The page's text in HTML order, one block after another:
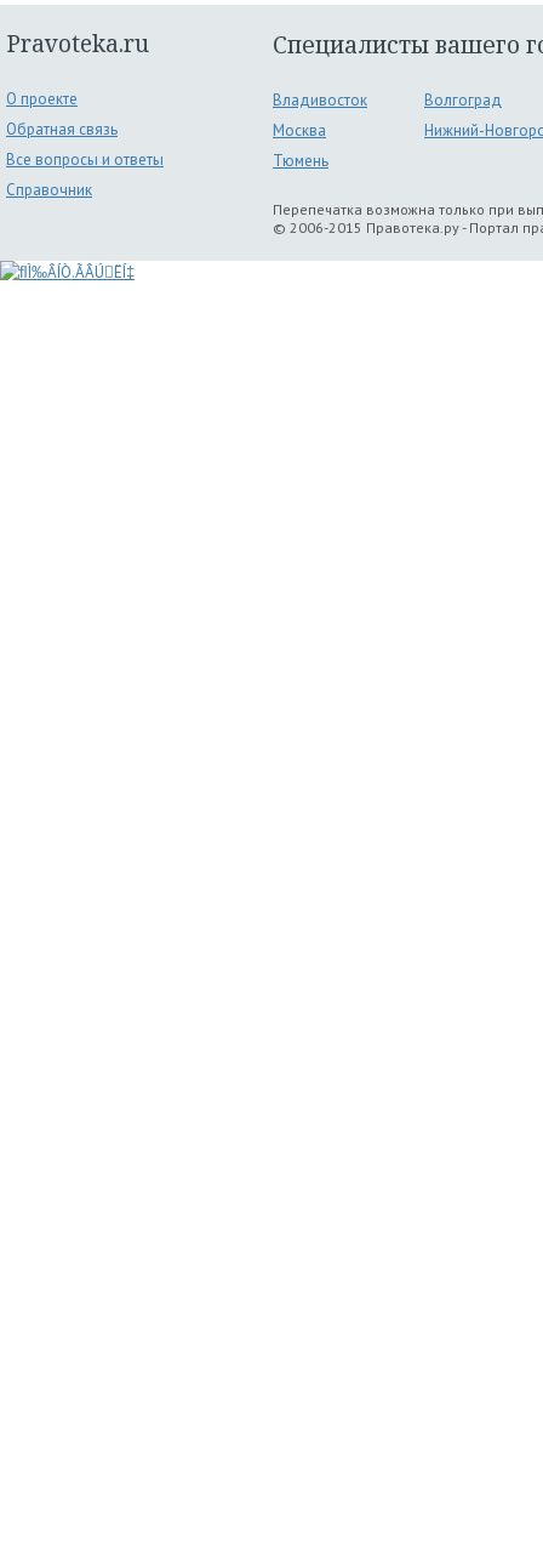
Pravoteka.ru
О проекте
Обратная связь
Все вопросы и ответы
Справочник
Специалисты вашего
Владивосток
Волгоград
Москва
Нижний-
Тюмень
Перепечатка возможна только при
© 2006-2015 Правотека.ру - Портал